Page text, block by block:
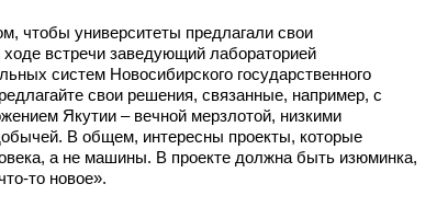
чтобы университеты предлагали свои
встречи заведующий лабораторией
систем Новосибирского государственного
свои решения, связанные, например, с
Якутии – вечной мерзлотой, низкими
В общем, интересны проекты, которые
а не машины. В проекте должна быть изюминка,
то новое».